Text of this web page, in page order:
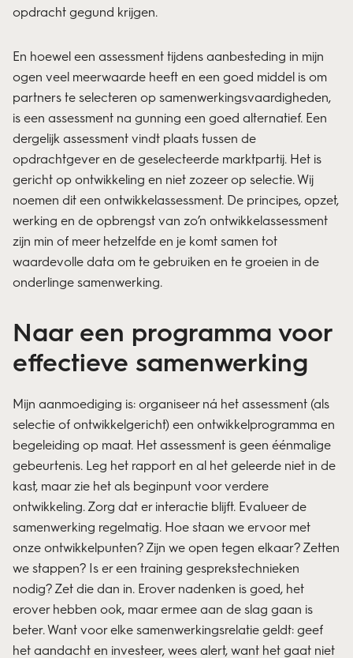
opdracht gegund krijgen.
En hoewel een assessment tijdens aanbesteding in mijn
ogen veel meerwaarde heeft en een goed middel is om
partners te selecteren op samenwerkingsvaardigheden,
is een assessment na gunning een goed alternatief. Een
dergelijk assessment vindt plaats tussen de
opdrachtgever en de geselecteerde marktpartij. Het is
gericht op ontwikkeling en niet zozeer op selectie. Wij
noemen dit een ontwikkelassessment. De principes, opzet,
werking en de opbrengst van zo’n ontwikkelassessment
zijn min of meer hetzelfde en je komt samen tot
waardevolle data om te gebruiken en te groeien in de
onderlinge samenwerking.
Naar een programma voor
effectieve samenwerking
Mijn aanmoediging is: organiseer ná het assessment (als
selectie of ontwikkelgericht) een ontwikkelprogramma en
begeleiding op maat. Het assessment is geen éénmalige
gebeurtenis. Leg het rapport en al het geleerde niet in de
kast, maar zie het als beginpunt voor verdere
ontwikkeling. Zorg dat er interactie blijft. Evalueer de
samenwerking regelmatig. Hoe staan we ervoor met
onze ontwikkelpunten? Zijn we open tegen elkaar? Zetten
we stappen? Is er een training gesprekstechnieken
nodig? Zet die dan in. Erover nadenken is goed, het
erover hebben ook, maar ermee aan de slag gaan is
beter. Want voor elke samenwerkingsrelatie geldt: geef
het aandacht en investeer, wees alert, want het gaat niet